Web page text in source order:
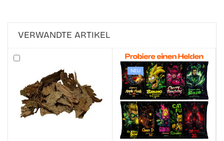
VERWANDTE ARTIKEL
NEU